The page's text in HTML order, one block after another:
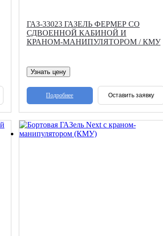
ГАЗ-33023 ГАЗЕЛЬ ФЕРМЕР СО
СДВОЕННОЙ КАБИНОЙ И
КРАНОМ-МАНИПУЛЯТОРОМ / КМУ
Узнать цену
Подробнее Оставить заявку